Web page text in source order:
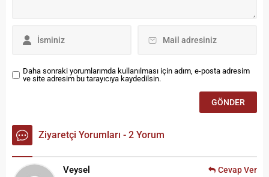
Daha sonraki yorumlarımda kullanılması için adım, e-posta adresim
ve site adresim bu tarayıcıya kaydedilsin.
Ziyaretçi Yorumları - 2 Yorum
Veysel Cevap Ver